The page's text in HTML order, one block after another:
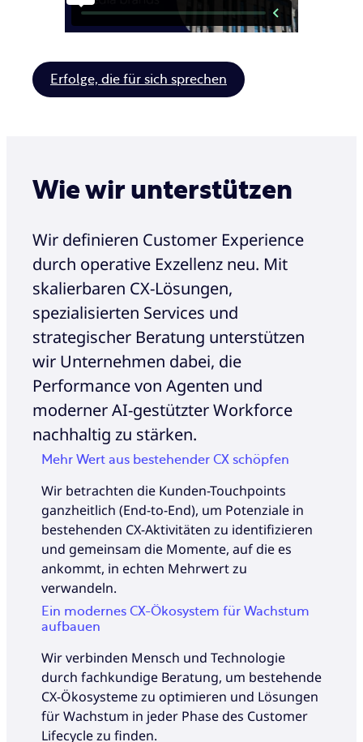
Erfolge, die für sich sprechen
Wie wir unterstützen
Wir definieren Customer Experience
durch operative Exzellenz neu. Mit
skalierbaren CX-Lösungen,
spezialisierten Services und
strategischer Beratung unterstützen
wir Unternehmen dabei, die
Performance von Agenten und
moderner AI-gestützter Workforce
nachhaltig zu stärken.
Mehr Wert aus bestehender CX schöpfen
Wir betrachten die Kunden-Touchpoints
ganzheitlich (End-to-End), um Potenziale in
bestehenden CX-Aktivitäten zu identifizieren
und gemeinsam die Momente, auf die es
ankommt, in echten Mehrwert zu
verwandeln.
Ein modernes CX-Ökosystem für Wachstum
aufbauen
Wir verbinden Mensch und Technologie
durch fachkundige Beratung, um bestehende
CX-Ökosysteme zu optimieren und Lösungen
für Wachstum in jeder Phase des Customer
Lifecycle zu finden.